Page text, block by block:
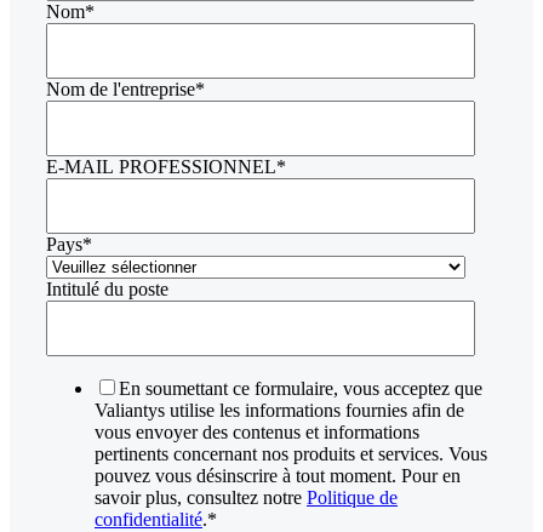
Nom*
Nom de l'entreprise*
E-MAIL PROFESSIONNEL*
Pays*
Intitulé du poste
En soumettant ce formulaire, vous acceptez que
Valiantys utilise les informations fournies afin de
vous envoyer des contenus et informations
pertinents concernant nos produits et services. Vous
pouvez vous désinscrire à tout moment. Pour en
savoir plus, consultez notre Politique de
confidentialité.*